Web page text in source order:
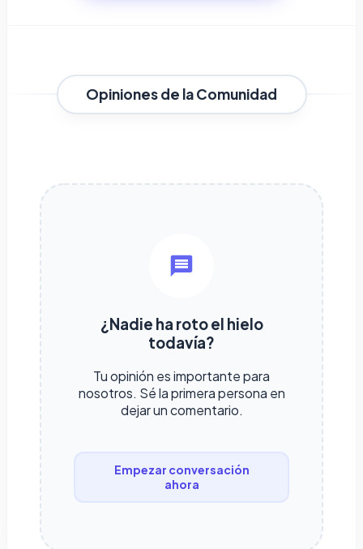
Opiniones de la Comunidad
¿Nadie ha roto el hielo
todavía?
Tu opinión es importante para
nosotros. Sé la primera persona en
dejar un comentario.
Empezar conversación
ahora